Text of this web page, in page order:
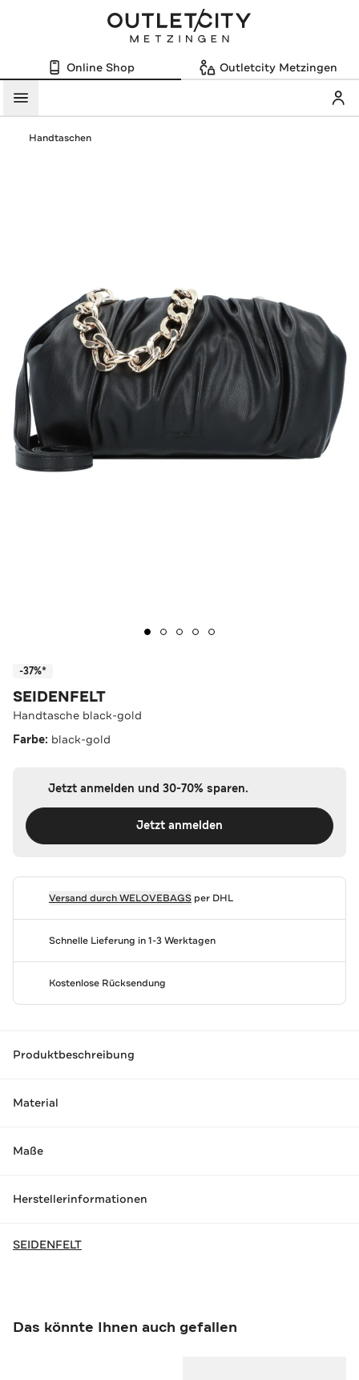
Online Shop Outletcity Metzingen
Menü
Handtaschen
-37%*
SEIDENFELT
Handtasche black-gold
Farbe: black-gold
Jetzt anmelden und 30-70% sparen.
Jetzt anmelden
Versand durchWELOVEBAGSper DHL
Schnelle Lieferung in 1-3 Werktagen
Kostenlose Rücksendung
Produktbeschreibung
Material
Maße
Herstellerinformationen
SEIDENFELT
Das könnte Ihnen auch gefallen